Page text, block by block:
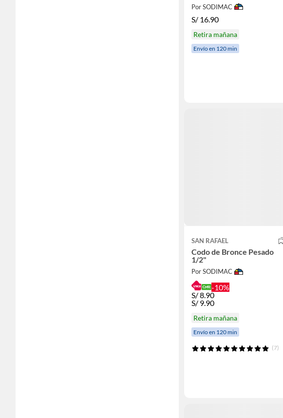
Por SODIMAC
S/ 16.90
Retira mañana
Envío en 120 min
SAN RAFAEL
Codo de Bronce Pesado
1/2"
Por SODIMAC
-10%
S/8.90
S/ 9.90
Retira mañana
Envío en 120 min
(7)